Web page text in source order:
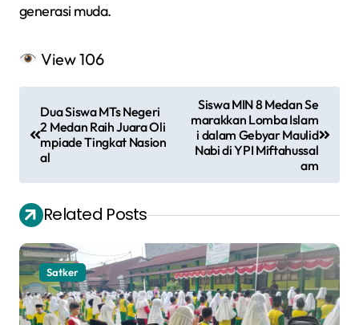
generasi muda.
View106
a
i
g
a
s
i
p
Dua Siswa MTs Negeri
2 Medan Raih Juara Oli
mpiade Tingkat Nasion
al
Siswa MIN 8 Medan Se
marakkan Lomba Islam
i dalam Gebyar Maulid
Nabi di YPI Miftahussal
am
Related Posts
Satker